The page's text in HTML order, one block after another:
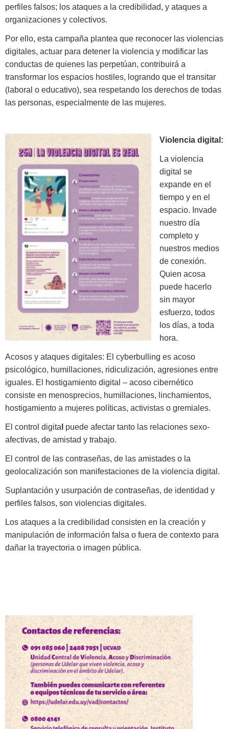
perfiles falsos; los ataques a la credibilidad, y ataques a
organizaciones y colectivos.
Por ello, esta campaña plantea que reconocer las violencias
digitales, actuar para detener la violencia y modificar las
conductas de quienes las perpetúan, contribuirá a
transformar los espacios hostiles, logrando que el transitar
(laboral o educativo), sea respetando los derechos de todas
las personas, especialmente de las mujeres.
Violencia digital:
La violencia
digital se
expande en el
tiempo y en el
espacio. Invade
nuestro día
completo y
nuestros medios
de conexión.
Quien acosa
puede hacerlo
sin mayor
esfuerzo, todos
los días, a toda
hora.
Acosos y ataques digitales: El cyberbulling es acoso
psicológico, humillaciones, ridiculización, agresiones entre
iguales. El hostigamiento digital – acoso cibernético
consiste en menosprecios, humillaciones, linchamientos,
hostigamiento a mujeres políticas, activistas o gremiales.
El control digita puede afectar tanto las relaciones sexo-
afectivas, de amistad y trabajo.
El control de las contraseñas, de las amistades o la
geolocalización son manifestaciones de la violencia digital.
Suplantación y usurpación de contraseñas, de identidad y
perfiles falsos, son violencias digitales.
Los ataques a la credibilidad consisten en la creación y
manipulación de información falsa o fuera de contexto para
dañar la trayectoria o imagen pública.